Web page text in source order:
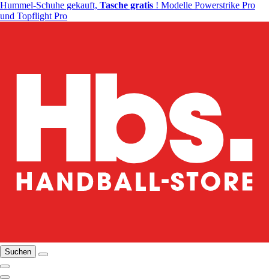
Hummel-Schuhe gekauft, Tasche gratis ! Modelle Powerstrike Pro
und Topflight Pro
Suchen